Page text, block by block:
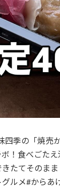
四季の「焼
！食べごた
たてそのま
ルメ#から